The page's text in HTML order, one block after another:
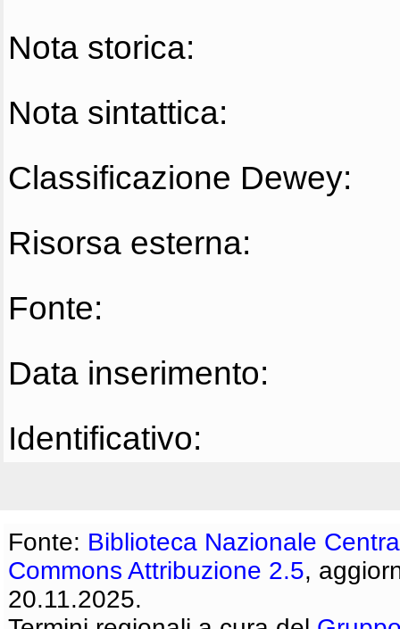
Nota storica:
Nota sintattica:
Classificazione Dewey:
Risorsa esterna:
Fonte:
Data inserimento:
Identificativo:
Fonte: Biblioteca Nazionale
Commons Attribuzione 2.5,
20.11.2025.